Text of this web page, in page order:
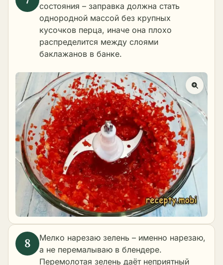
состояния – заправка должна стать
однородной массой без крупных
кусочков перца, иначе она плохо
распределится между слоями
баклажанов в банке.
Мелко нарезаю зелень – именно нарезаю,
а не перемалываю в блендере.
Перемолотая зелень даёт неприятный